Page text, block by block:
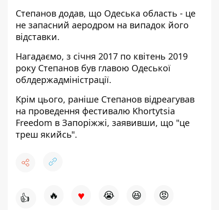
Степанов додав, що Одеська область - це
не запасний аеродром на випадок його
відставки.
Нагадаємо, з січня 2017 по квітень 2019
року Степанов був главою Одеської
облдержадміністрації.
Крім цього, раніше Степанов відреагував
на проведення фестивалю Khortytsia
Freedom в Запоріжжі, заявивши, що "це
треш якийсь".
👍 🔥 ♥ 😭 😆 😡